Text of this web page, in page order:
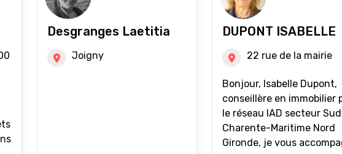
Desgranges Laetitia
Joigny
DUPONT ISABELLE
22 rue de la mairie
Bonjour, Isabelle Dupont,
conseillère en immobilier
le réseau IAD secteur Sud
Charente-Maritime Nord
Gironde, je vous